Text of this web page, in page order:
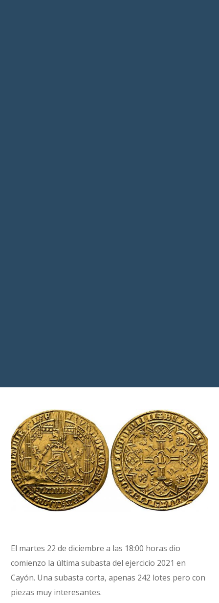
El martes 22 de diciembre a las 18:00 horas dio
comienzo la última subasta del ejercicio 2021 en
Cayón. Una subasta corta, apenas 242 lotes pero con
piezas muy interesantes.